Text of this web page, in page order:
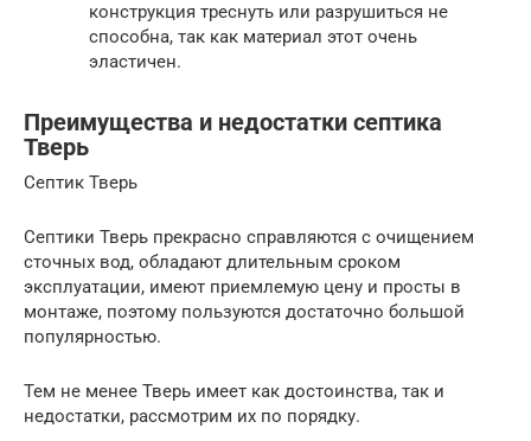
конструкция треснуть или разрушиться не
способна, так как материал этот очень
эластичен.
Преимущества и недостатки септика
Тверь
Септик Тверь
Септики Тверь прекрасно справляются с очищением
сточных вод, обладают длительным сроком
эксплуатации, имеют приемлемую цену и просты в
монтаже, поэтому пользуются достаточно большой
популярностью.
Тем не менее Тверь имеет как достоинства, так и
недостатки, рассмотрим их по порядку.